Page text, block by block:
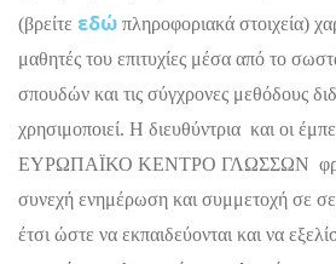
(βρείτε εδώ πληροφοριακά στοιχεία)
μαθητές του επιτυχίες μέσα από το
σπουδών και τις σύγχρονες μεθόδους
χρησιμοποιεί. Η διευθύντρια και οι
ΕΥΡΩΠΑΪΚΟ ΚΕΝΤΡΟ ΓΛΩΣΣΩΝ
συνεχή ενημέρωση και συμμετοχή σε
έτσι ώστε να εκπαιδεύονται και να